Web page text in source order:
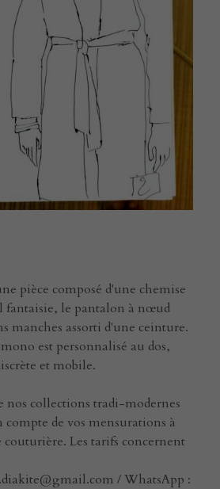
pièce composé d'une chemise
fantaisie, le pantalon à nœud
manches assorti d'une ceinture.
est personnalisé au dos,
et mobile.
nos collections tradi-modernes
compte de vos mensurations à
couturière. Les tarifs concernent
/ WhatsApp :